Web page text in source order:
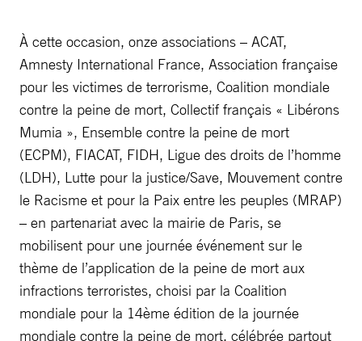
À cette occasion, onze associations – ACAT,
Amnesty International France, Association française
pour les victimes de terrorisme, Coalition mondiale
contre la peine de mort, Collectif français « Libérons
Mumia », Ensemble contre la peine de mort
(ECPM), FIACAT, FIDH, Ligue des droits de l’homme
(LDH), Lutte pour la justice/Save, Mouvement contre
le Racisme et pour la Paix entre les peuples (MRAP)
– en partenariat avec la mairie de Paris, se
mobilisent pour une journée événement sur le
thème de l’application de la peine de mort aux
infractions terroristes, choisi par la Coalition
mondiale pour la 14ème édition de la journée
mondiale contre la peine de mort, célébrée partout